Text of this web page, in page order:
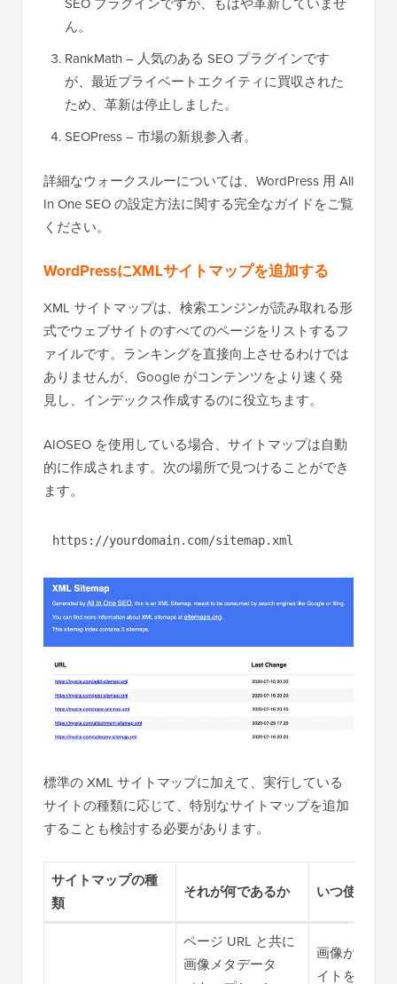
ん。
RankMath – 人気のある SEO プラグインです
が、最近プライベートエクイティに買収された
ため、革新は停止しました。
SEOPress – 市場の新規参入者。
詳細なウォークスルーについては、WordPress 用 All
In One SEO の設定方法に関する完全なガイドをご覧
ください。
WordPressにXMLサイトマップを追加する
XML サイトマップは、検索エンジンが読み取れる形
式でウェブサイトのすべてのページをリストするフ
ァイルです。ランキングを直接向上させるわけでは
ありませんが、Google がコンテンツをより速く発
見し、インデックス作成するのに役立ちます。
AIOSEO を使用している場合、サイトマップは自動
的に作成されます。次の場所で見つけることができ
ます。
https://yourdomain.com/sitemap.xml
標準の XML サイトマップに加えて、実行している
サイトの種類に応じて、特別なサイトマップを追加
することも検討する必要があります。
サイトマップの種
類
それが何であるか いつ使用す
ページ URL と共に
画像メタデータ
画像が訪問
イトを発見